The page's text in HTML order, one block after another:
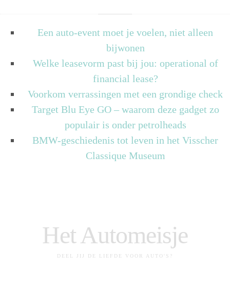
Een auto-event moet je voelen, niet alleen
bijwonen
Welke leasevorm past bij jou: operational of
financial lease?
Voorkom verrassingen met een grondige check
Target Blu Eye GO – waarom deze gadget zo
populair is onder petrolheads
BMW-geschiedenis tot leven in het Visscher
Classique Museum
Het Automeisje
DEEL JIJ DE LIEFDE VOOR AUTO'S?